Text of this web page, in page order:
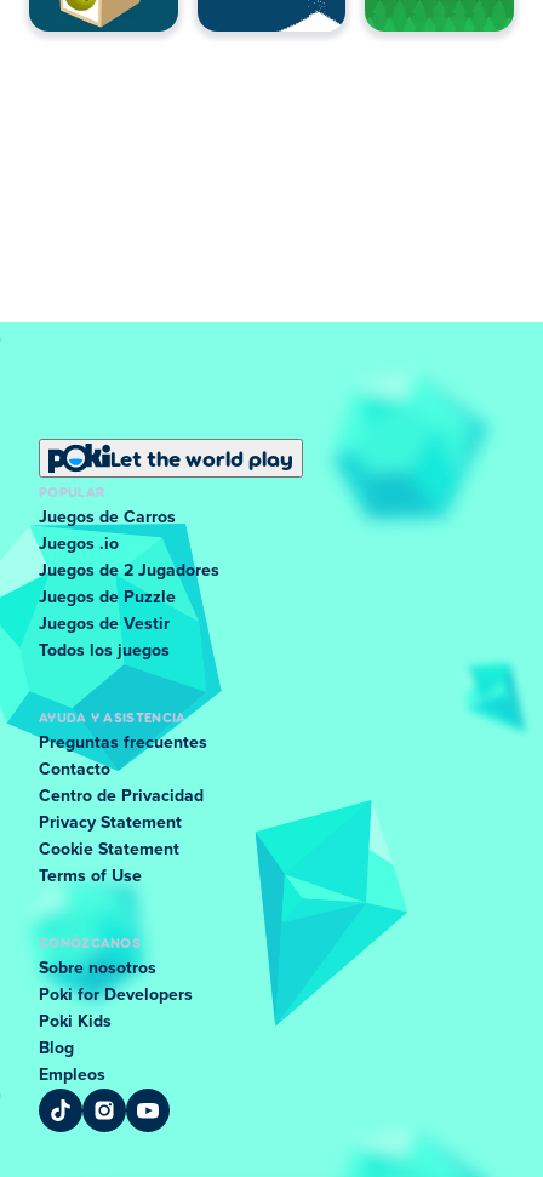
Let the world play
POPULAR
Juegos de Carros
Juegos .io
Juegos de 2 Jugadores
Juegos de Puzzle
Juegos de Vestir
Todos los juegos
AYUDA Y ASISTENCIA
Preguntas frecuentes
Contacto
Centro de Privacidad
Privacy Statement
Cookie Statement
Terms of Use
CONÓZCANOS
Sobre nosotros
Poki for Developers
Poki Kids
Blog
Empleos